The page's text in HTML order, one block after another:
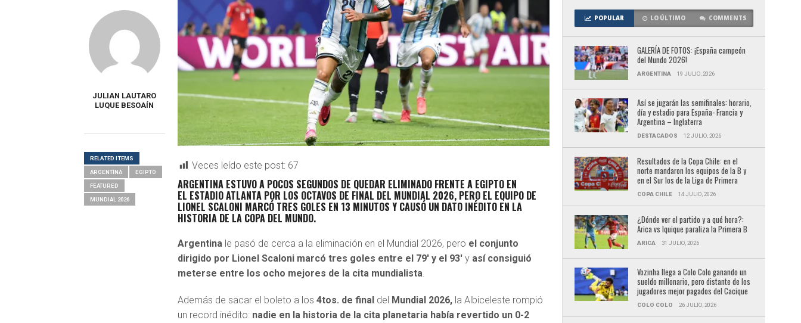
Veces leído este post: 67
ARGENTINA ESTUVOA POCOS SEGUNDOS DE QUEDAR ELIMINADO FRENTE A EGIPTO EN
EL ESTADIO ATLANTA POR LOS OCTAVOS DE FINAL DEL MUNDIAL 2026, PERO EL EQUIPO DE
LIONEL SCALONI MARCÓ TRES GOLES EN 13 MINUTOSY CAUSÓ UN DATO INÉDITO EN LA
HISTORIA DE LA COPA DEL MUNDO.
Argentina le pasó de cerca a la eliminación en el Mundial 2026, pero el conjunto
dirigido por Lionel Scaloni marcó tres goles entre el 79′ y el 93′ y así consiguió
meterse entre los ocho mejores de la cita mundialista
Además de sacar el boleto a los4tos. de final del Mundial 2026, la Albiceleste rompió
un record inédito: nadie en la historia de la cita planetaria había revertido un 0-2
JULIAN LAUTARO
LUQUE BESOAÍN
RELATED ITEMS
ARGENTINA EGIPTO
FEATURED
MUNDIAL 2026
POPULAR LO ÚLTIMO COMMENTS
GALERÍA DE FOTOS: ¡España campeón
del Mundo 2026!
ARGENTINA 19 JULIO, 2026
Así se jugarán las semifinales: horario,
día y estadio para España- Francia y
Argentina – Inglaterra
DESTACADOS 12 JULIO, 2026
Resultados de la Copa Chile: en el
norte mandaron los equipos de la B y
en el Sur los de la Liga de Primera
COPA CHILE 14 JULIO, 2026
¿Dónde ver el partido y a qué hora?:
Arica vs Iquique paraliza la Primera B
ARICA 31 JULIO, 2026
Vozinha llega a Colo Colo ganando un
sueldo millonario, pero distante de los
jugadores mejor pagados del Cacique
COLO COLO 26 JULIO, 2026